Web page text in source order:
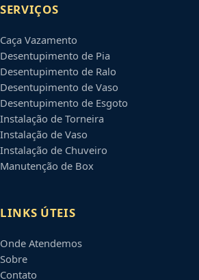
SERVIÇOS
Caça Vazamento
Desentupimento de Pia
Desentupimento de Ralo
Desentupimento de Vaso
Desentupimento de Esgoto
Instalação de Torneira
Instalação de Vaso
Instalação de Chuveiro
Manutenção de Box
LINKS ÚTEIS
Onde Atendemos
Sobre
Contato